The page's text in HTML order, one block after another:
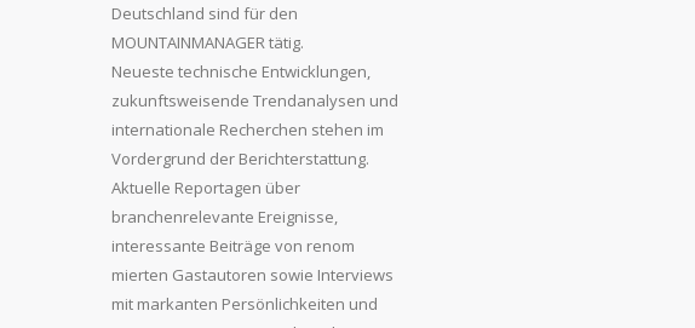
Deutschland sind für den
MOUNTAINMANAGER tätig.
Neueste technische Entwicklungen,
zukunftsweisende Trendanalysen und
internationale Recherchen stehen im
Vordergrund der Berichterstattung.
Aktuelle Reportagen über
branchenrelevante Ereignisse,
interessante Beiträge von renom
mierten Gastautoren sowie Interviews
mit markanten Persönlichkeiten und